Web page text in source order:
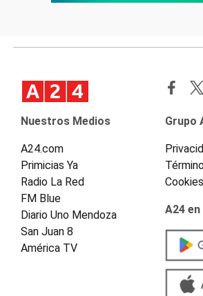
Nuestros Medios
A24.com
Primicias Ya
Radio La Red
FM Blue
Diario Uno Mendoza
San Juan 8
América TV
Grupo
Cookies
A24